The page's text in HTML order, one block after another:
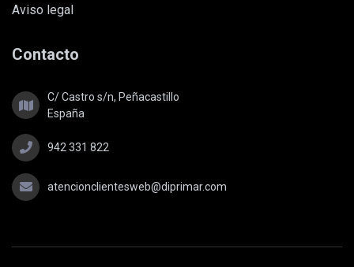
Aviso legal
Contacto
C/ Castro s/n, Peñacastillo
España
942 331 822
atencionclientesweb@diprimar.com